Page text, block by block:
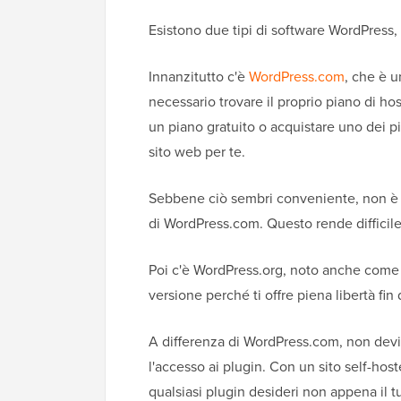
Esistono due tipi di software
Innanzitutto c'èWordPress.com, che è
necessario trovare il proprio piano di
un piano gratuito o acquistare uno dei
sito web per te.
Sebbene ciò sembri conveniente, non
di WordPress.com. Questo rende
Poi c'è WordPress.org, noto anche
versione perché ti offre piena libertà fin
A differenza di WordPress.com, non
l'accesso ai plugin. Con un sito self-
qualsiasi plugin desideri non appena il